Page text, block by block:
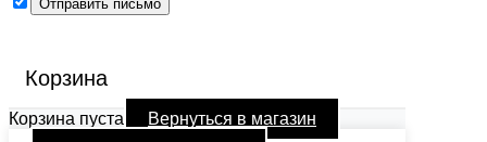
Корзина
Корзина пуста Вернуться в магазин